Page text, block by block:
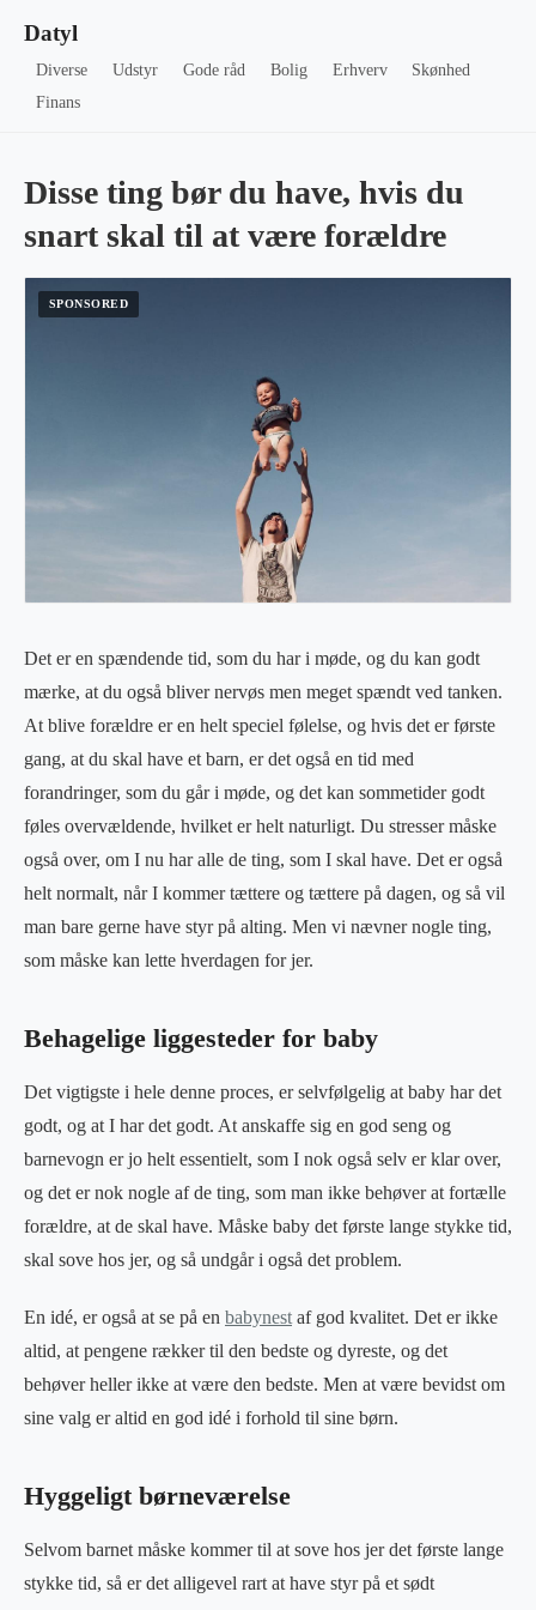
Datyl
Diverse Udstyr Gode råd Bolig Erhverv
Skønhed
Finans
Disse ting bør du have, hvis du
snart skal til at være forældre
Det er en spændende tid, som du har i møde, og du kan godt
mærke, at du også bliver nervøs men meget spændt ved tanken.
At blive forældre er en helt speciel følelse, og hvis det er første
gang, at du skal have et barn, er det også en tid med
forandringer, som du går i møde, og det kan sommetider godt
føles overvældende, hvilket er helt naturligt. Du stresser måske
også over, om I nu har alle de ting, som I skal have. Det er også
helt normalt, når I kommer tættere og tættere på dagen, og så vil
man bare gerne have styr på alting. Men vi nævner nogle ting,
som måske kan lette hverdagen for jer.
Behagelige liggesteder for baby
Det vigtigste i hele denne proces, er selvfølgelig at baby har det
godt, og at I har det godt. At anskaffe sig en god seng og
barnevogn er jo helt essentielt, som I nok også selv er klar over,
og det er nok nogle af de ting, som man ikke behøver at fortælle
forældre, at de skal have. Måske baby det første lange stykke tid,
skal sove hos jer, og så undgår i også det problem.
En idé, er også at se på en babynest af god kvalitet. Det er ikke
altid, at pengene rækker til den bedste og dyreste, og det
behøver heller ikke at være den bedste. Men at være bevidst om
sine valg er altid en god idé i forhold til sine børn.
Hyggeligt børneværelse
Selvom barnet måske kommer til at sove hos jer det første lange
stykke tid, så er det alligevel rart at have styr på et sødt